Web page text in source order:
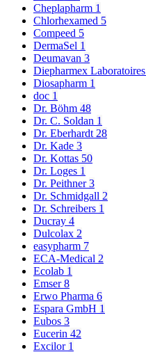
Cheplapharm 1
Chlorhexamed 5
Compeed 5
DermaSel 1
Deumavan 3
Diepharmex Laboratoires
Diosapharm 1
doc 1
Dr. Böhm 48
Dr. C. Soldan 1
Dr. Eberhardt 28
Dr. Kade 3
Dr. Kottas 50
Dr. Loges 1
Dr. Peithner3
Dr. Schmidgall 2
Dr. Schreibers 1
Ducray 4
Dulcolax 2
easypharm 7
ECA-Medical 2
Ecolab 1
Emser8
Erwo Pharma 6
Espara GmbH 1
Eubos 3
Eucerin 42
Excilor 1